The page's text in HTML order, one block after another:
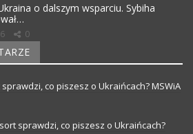
o dalszym wsparciu. Sybiha
0
co piszesz o Ukraińcach? MSWiA
sprawdzi, co piszesz o Ukraińcach?